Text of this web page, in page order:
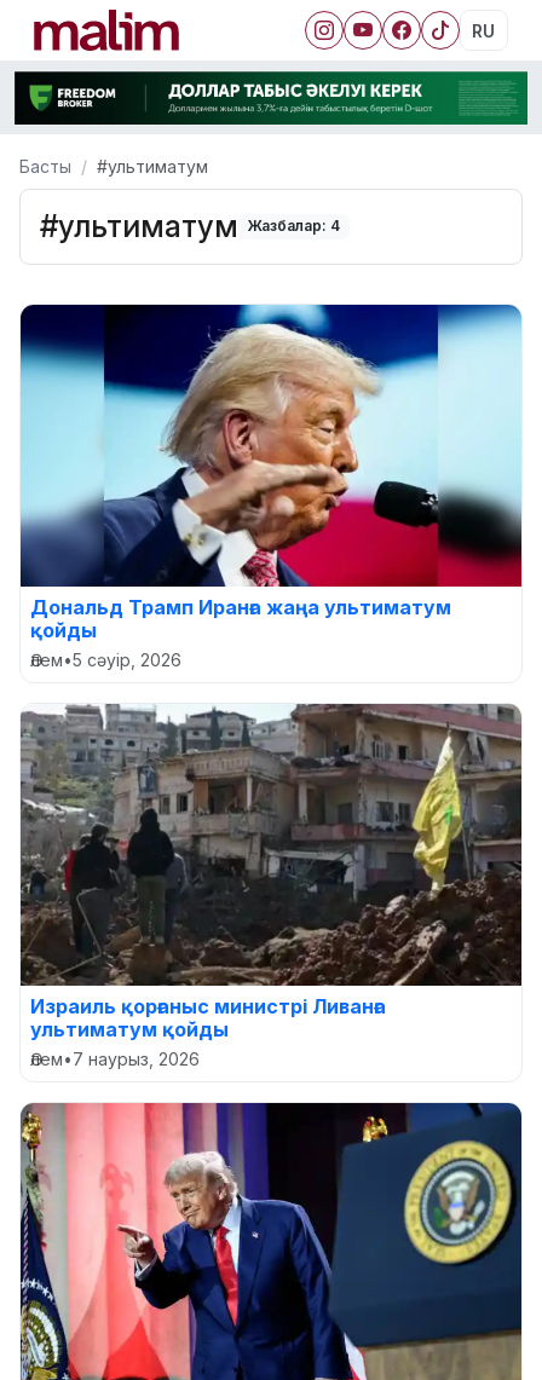
RU
Басты #ультиматум
#ультиматум Жазбалар: 4
Дональд Трамп Иранға жаңа ультиматум
қойды
Әлем•5 сәуір, 2026
Израиль қорғаныс министрі Ливанға
ультиматум қойды
Әлем•7 наурыз, 2026